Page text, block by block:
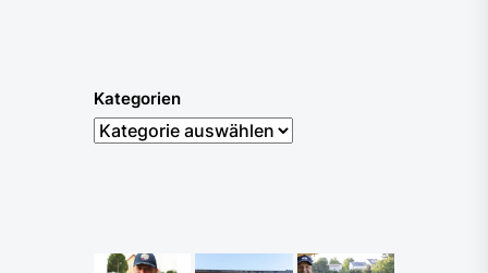
Kategorien